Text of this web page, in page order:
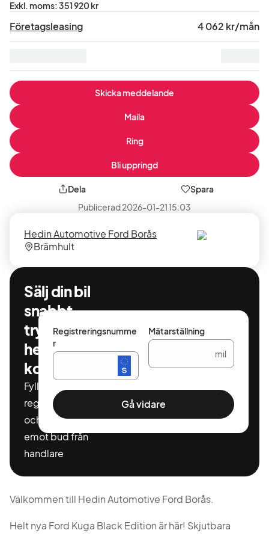
Exkl. moms:Pris
moms
351 920 kr
Företagsleasing 4 062 kr/mån
Skicka meddelande
Maila
Ring
Bli uppringd
Dela
Spara
Publicerad2026-01-21 15:03
Säljare
Hedin Automotive Ford Borås
Säljarens
plats
Brämhult
Sälj din bil
snabbt,
tryggt och
helt
kostnadsfritt
Fyll i ditt
registeringnummer
och miltal för att ta
emot bud från
handlare
Registreringsnumme
r
Mätarställning
mil
Gå vidare
Välkommen till Hedin Automotive Ford Borås.
Helt nya Ford Kuga Black Edition är här! Skjutbara